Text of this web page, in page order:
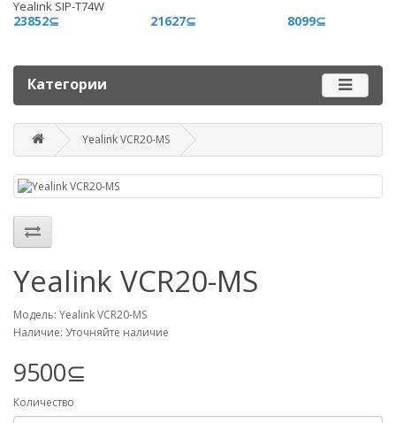
Наш адрес
г. Бишкек, ул. Матросова, 47
Посмотреть адрес в 2GISmail@router.kg
График работы
Сб, вс - выходные
Yealink SIP-T74W
23852⊆ 21627⊆ 8099⊆
Категории
Yealink VCR20-MS
Yealink VCR20-MS
Модель: Yealink VCR20-MS
Наличие: Уточняйте наличие
9500⊆
Количество